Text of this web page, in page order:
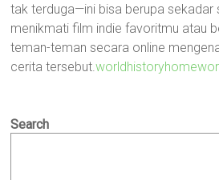
tak terduga—ini bisa berupa sekadar
menikmati film indie favoritmu atau
teman-teman secara online
cerita tersebut.
Search